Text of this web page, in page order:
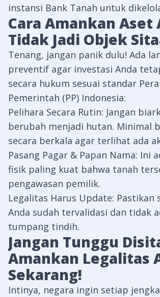
instansi Bank Tanah untuk
Cara Amankan Aset
Tidak Jadi Objek
Tenang, jangan panik dulu! Ada
preventif agar investasi Anda
secara hukum sesuai standar
Pemerintah (PP) Indonesia:
Pelihara Secara Rutin: Jangan
berubah menjadi hutan. Minimal
secara berkala agar terlihat ada
Pasang Pagar & Papan Nama: Ini
fisik paling kuat bahwa tanah
pengawasan pemilik.
Legalitas Harus Update: Pastikan
Anda sudah tervalidasi dan tidak
tumpang tindih.
Jangan Tunggu
Amankan Legalitas
Sekarang!
Intinya, negara ingin setiap